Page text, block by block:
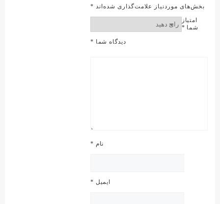
بخش‌های موردنیاز علامت‌گذاری شده‌اند *
امتیاز
شما *
دیدگاه شما *
نام *
ایمیل *